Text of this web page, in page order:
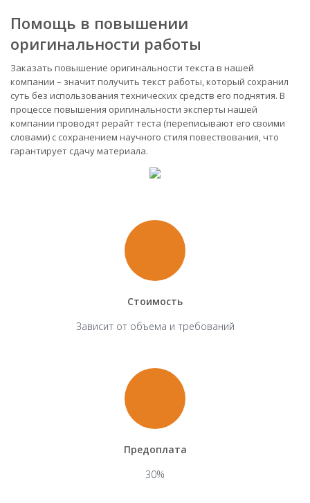
Помощь в повышении
оригинальности работы
Заказать повышение оригинальности текста в нашей
компании – значит получить текст работы, который сохранил
суть без использования технических средств его поднятия. В
процессе повышения оригинальности эксперты нашей
компании проводят рерайт теста (переписывают его своими
словами) с сохранением научного стиля повествования, что
гарантирует сдачу материала.
Стоимость
Зависит от объема и требований
Предоплата
30%